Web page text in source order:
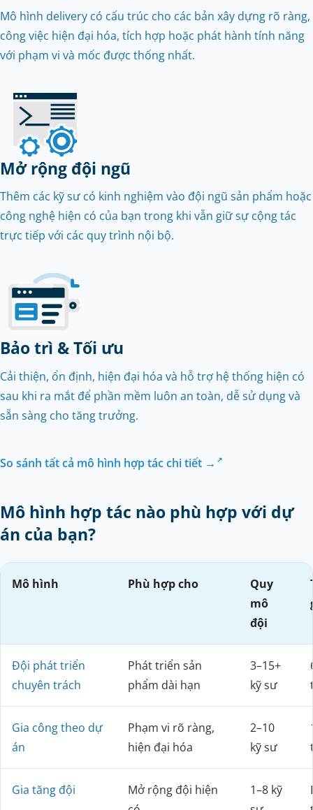
Mô hình delivery có cấu trúc cho các bản xây dựng rõ ràng,
công việc hiện đại hóa, tích hợp hoặc phát hành tính năng
với phạm vi và mốc được thống nhất.
Mở rộng đội ngũ
Thêm các kỹ sư có kinh nghiệm vào đội ngũ sản phẩm hoặc
công nghệ hiện có của bạn trong khi vẫn giữ sự cộng tác
trực tiếp với các quy trình nội bộ.
Bảo trì & Tối ưu
Cải thiện, ổn định, hiện đại hóa và hỗ trợ hệ thống hiện có
sau khi ra mắt để phần mềm luôn an toàn, dễ sử dụng và
sẵn sàng cho tăng trưởng.
So sánh tất cả mô hình hợp tác chi tiết →
Mô hình hợp tác nào phù hợp với dự
án của bạn?
Mô hình Phù hợp cho
Quy
mô
đội
Đội phát triển
chuyên trách
Phát triển sản
phẩm dài hạn
3–15+
kỹ sư
Gia công theo dự
án
Phạm vi rõ ràng,
hiện đại hóa
2–10
kỹ sư
Gia tăng đội
Mở rộng đội hiện
1–8 kỹ